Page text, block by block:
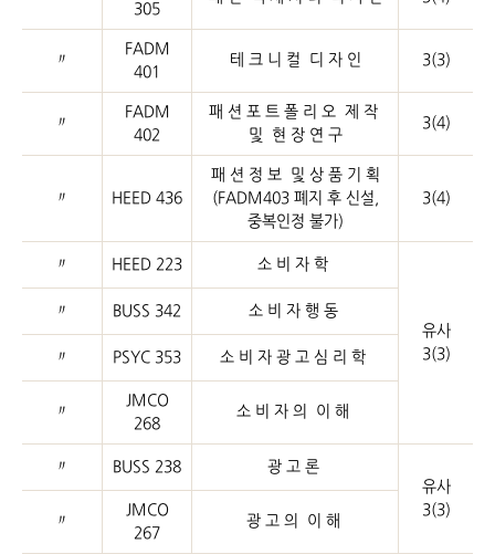
305
〃
FADM
401
테 크 니 컬 디 자 인 3(3)
〃
FADM
402
패 션 포 트 폴 리 오 제 작
및 현 장 연 구
3(4)
〃 HEED 436
패 션 정 보 및 상 품 기 획
(FADM403 폐지 후 신설,
중복인정 불가)
3(4)
〃 HEED 223 소 비 자 학
유사
3(3)
〃 BUSS 342 소 비 자 행 동
〃 PSYC 353 소 비 자 광 고 심 리 학
〃
JMCO
268
소 비 자 의 이 해
〃 BUSS 238
광 고 론
유사
3(3)
〃
JMCO
267
광 고 의 이 해